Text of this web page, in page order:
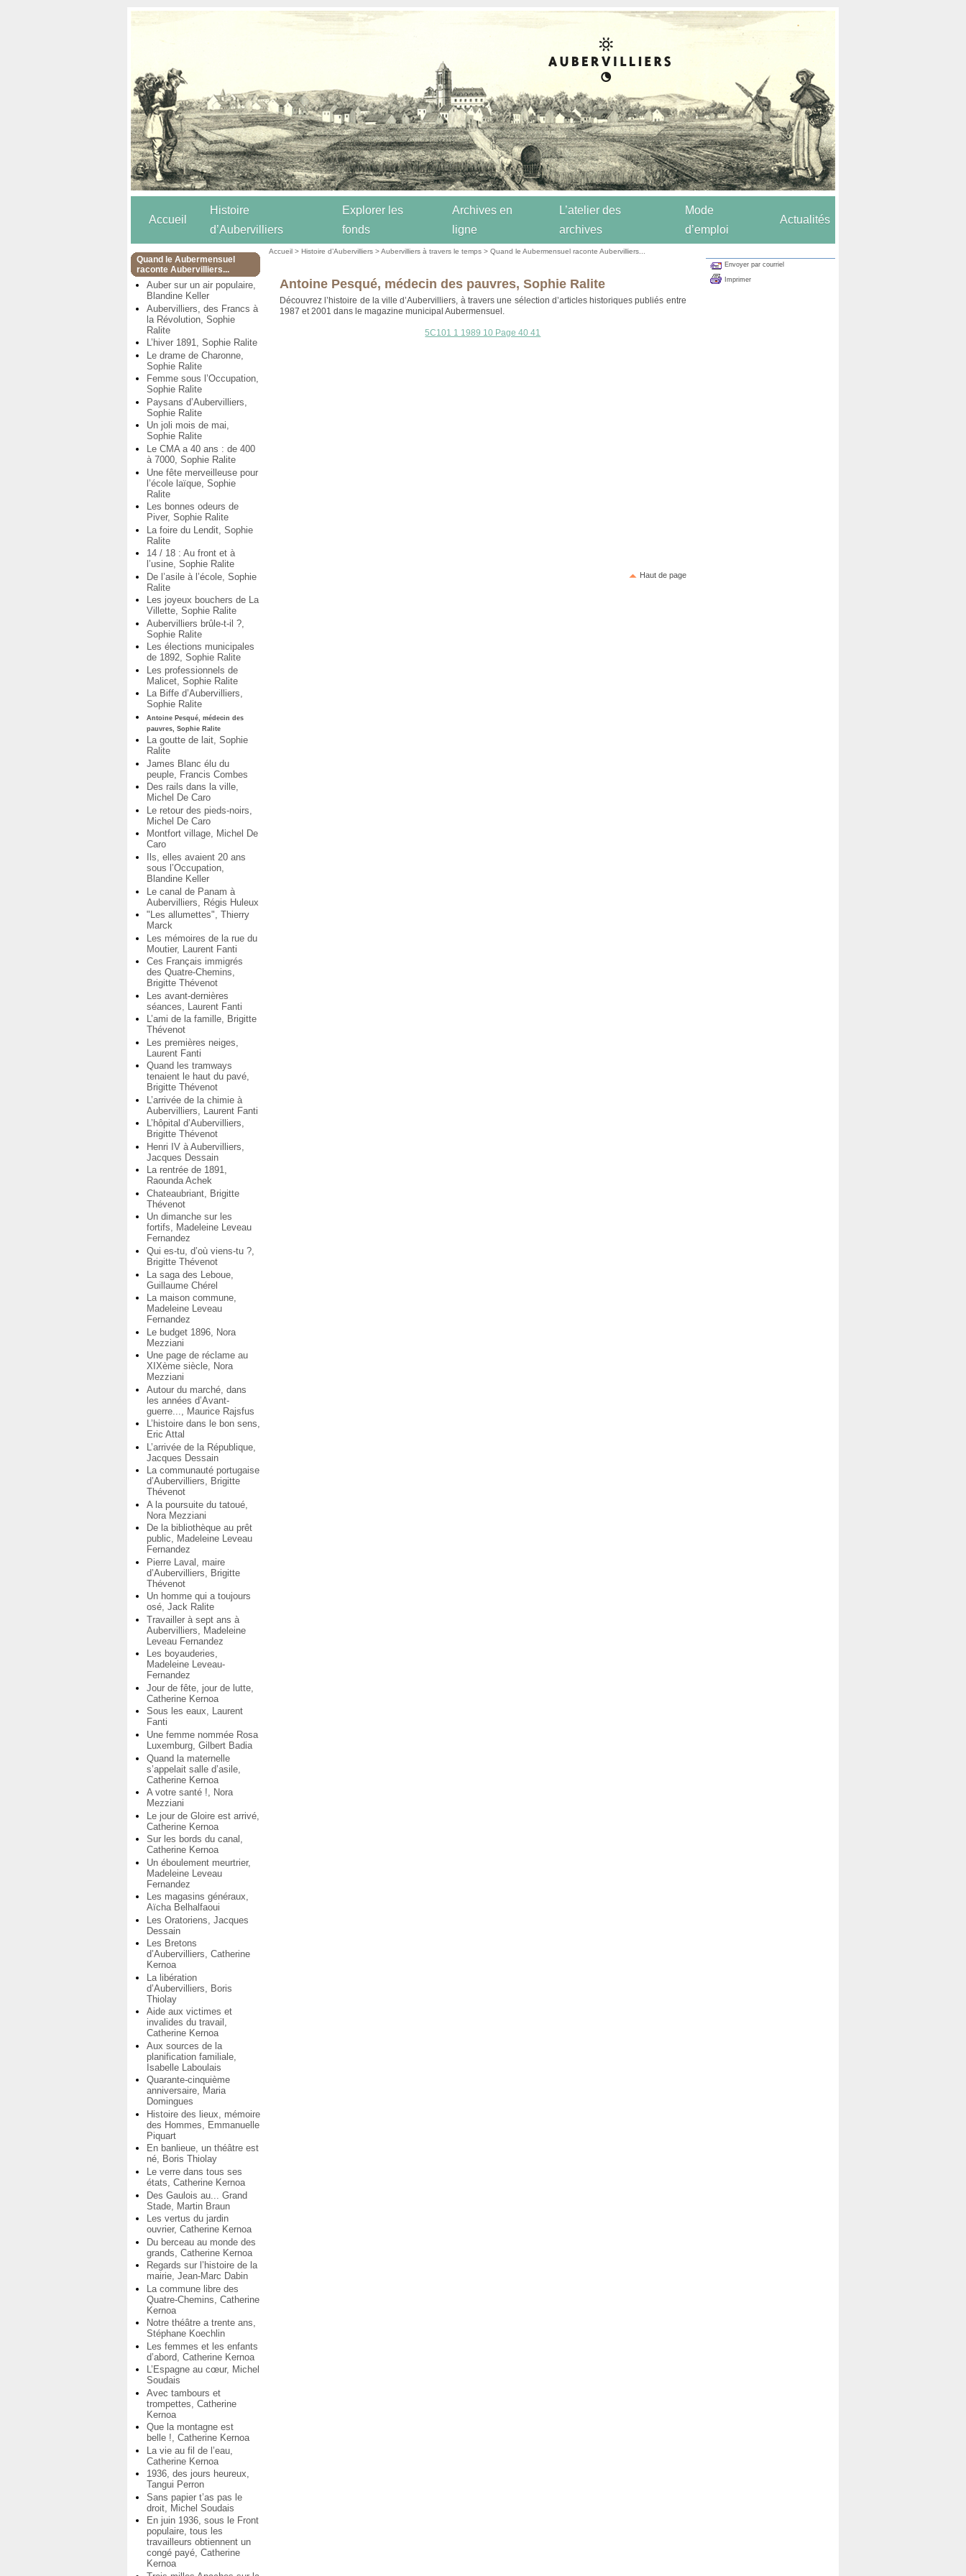
Accueil
Histoire
d’Aubervilliers
Explorer les
fonds
Archives en
ligne
L’atelier des
archives
Mode
d’emploi
Actualités
Quand le Aubermensuel
raconte Aubervilliers...
Auber sur un air populaire,
Blandine Keller
Aubervilliers, des Francs à
la Révolution, Sophie
Ralite
L’hiver 1891, Sophie Ralite
Le drame de Charonne,
Sophie Ralite
Femme sous l’Occupation,
Sophie Ralite
Paysans d’Aubervilliers,
Sophie Ralite
Un joli mois de mai,
Sophie Ralite
Le CMA a 40 ans : de 400
à 7000, Sophie Ralite
Une fête merveilleuse pour
l’école laïque, Sophie
Ralite
Les bonnes odeurs de
Piver, Sophie Ralite
La foire du Lendit, Sophie
Ralite
14 / 18 : Au front et à
l’usine, Sophie Ralite
De l’asile à l’école, Sophie
Ralite
Les joyeux bouchers de La
Villette, Sophie Ralite
Aubervilliers brûle-t-il ?,
Sophie Ralite
Les élections municipales
de 1892, Sophie Ralite
Les professionnels de
Malicet, Sophie Ralite
La Biffe d’Aubervilliers,
Sophie Ralite
Antoine Pesqué, médecin des
pauvres, Sophie Ralite
La goutte de lait, Sophie
Ralite
James Blanc élu du
peuple, Francis Combes
Des rails dans la ville,
Michel De Caro
Le retour des pieds-noirs,
Michel De Caro
Montfort village, Michel De
Caro
Ils, elles avaient 20 ans
sous l’Occupation,
Blandine Keller
Le canal de Panam à
Aubervilliers, Régis Huleux
"Les allumettes", Thierry
Marck
Les mémoires de la rue du
Moutier, Laurent Fanti
Ces Français immigrés
des Quatre-Chemins,
Brigitte Thévenot
Les avant-dernières
séances, Laurent Fanti
L’ami de la famille, Brigitte
Thévenot
Les premières neiges,
Laurent Fanti
Quand les tramways
tenaient le haut du pavé,
Brigitte Thévenot
L’arrivée de la chimie à
Aubervilliers, Laurent Fanti
L’hôpital d’Aubervilliers,
Brigitte Thévenot
Henri IV à Aubervilliers,
Jacques Dessain
La rentrée de 1891,
Raounda Achek
Chateaubriant, Brigitte
Thévenot
Un dimanche sur les
fortifs, Madeleine Leveau
Fernandez
Qui es-tu, d’où viens-tu ?,
Brigitte Thévenot
La saga des Leboue,
Guillaume Chérel
La maison commune,
Madeleine Leveau
Fernandez
Le budget 1896, Nora
Mezziani
Une page de réclame au
XIXème siècle, Nora
Mezziani
Autour du marché, dans
les années d’Avant-
guerre..., Maurice Rajsfus
L’histoire dans le bon sens,
Eric Attal
L’arrivée de la République,
Jacques Dessain
La communauté portugaise
d’Aubervilliers, Brigitte
Thévenot
A la poursuite du tatoué,
Nora Mezziani
De la bibliothèque au prêt
public, Madeleine Leveau
Fernandez
Pierre Laval, maire
d’Aubervilliers, Brigitte
Thévenot
Un homme qui a toujours
osé, Jack Ralite
Travailler à sept ans à
Aubervilliers, Madeleine
Leveau Fernandez
Les boyauderies,
Madeleine Leveau-
Fernandez
Jour de fête, jour de lutte,
Catherine Kernoa
Sous les eaux, Laurent
Fanti
Une femme nommée Rosa
Luxemburg, Gilbert Badia
Quand la maternelle
s’appelait salle d’asile,
Catherine Kernoa
A votre santé !, Nora
Mezziani
Le jour de Gloire est arrivé,
Catherine Kernoa
Sur les bords du canal,
Catherine Kernoa
Un éboulement meurtrier,
Madeleine Leveau
Fernandez
Les magasins généraux,
Aïcha Belhalfaoui
Les Oratoriens, Jacques
Dessain
Les Bretons
d’Aubervilliers, Catherine
Kernoa
La libération
d’Aubervilliers, Boris
Thiolay
Aide aux victimes et
invalides du travail,
Catherine Kernoa
Aux sources de la
planification familiale,
Isabelle Laboulais
Quarante-cinquième
anniversaire, Maria
Domingues
Histoire des lieux, mémoire
des Hommes, Emmanuelle
Piquart
En banlieue, un théâtre est
né, Boris Thiolay
Le verre dans tous ses
états, Catherine Kernoa
Des Gaulois au... Grand
Stade, Martin Braun
Les vertus du jardin
ouvrier, Catherine Kernoa
Du berceau au monde des
grands, Catherine Kernoa
Regards sur l’histoire de la
mairie, Jean-Marc Dabin
La commune libre des
Quatre-Chemins, Catherine
Kernoa
Notre théâtre a trente ans,
Stéphane Koechlin
Les femmes et les enfants
d’abord, Catherine Kernoa
L’Espagne au cœur, Michel
Soudais
Avec tambours et
trompettes, Catherine
Kernoa
Que la montagne est
belle !, Catherine Kernoa
La vie au fil de l’eau,
Catherine Kernoa
1936, des jours heureux,
Tangui Perron
Sans papier t’as pas le
droit, Michel Soudais
En juin 1936, sous le Front
populaire, tous les
travailleurs obtiennent un
congé payé, Catherine
Kernoa
Accueil >Histoire d’Aubervilliers>Aubervilliers à travers le temps >Quand le Aubermensuel raconte Aubervilliers...
Antoine Pesqué, médecin des pauvres, Sophie Ralite
Découvrez l’histoire de la ville d’Aubervilliers, à travers une sélection d’articles historiques publiés entre
1987 et 2001 dans le magazine municipal Aubermensuel.
5C101 1 1989 10 Page 40 41
Haut de page
Envoyer par courriel
Imprimer